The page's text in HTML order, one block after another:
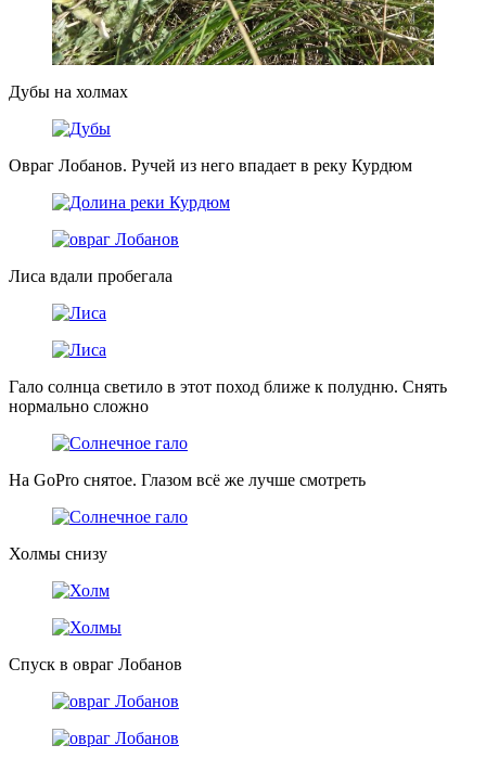
Дубы на холмах
Овраг Лобанов. Ручей из него впадает в реку Курдюм
Лиса вдали пробегала
Гало солнца светило в этот поход ближе к полудню. Снять
нормально сложно
На GoPro снятое. Глазом всё же лучше смотреть
Холмы снизу
Спуск в овраг Лобанов